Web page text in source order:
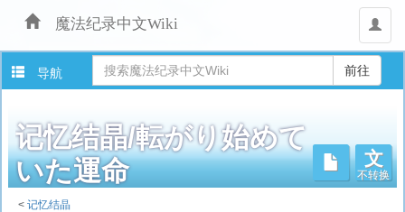
魔法纪录中文Wiki
用
户
导航
记忆结晶/転がり始めて
いた運命
文
不转换
<记忆结晶